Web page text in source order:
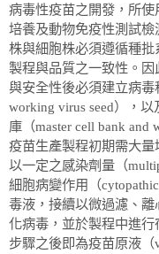
病毒性疫苗之開發，所
培養及動物免疫性測試
株與細胞株必須遵循種批
製程與品質之一致性。
與安全性後必須建立病毒
working virus seed），
庫（master cell bank
疫苗生產製程初期需大
以一定之感染劑量（
細胞病變作用（
毒液，接續以微過濾、
化病毒，並於製程中進
步驟之後即為疫苗原液